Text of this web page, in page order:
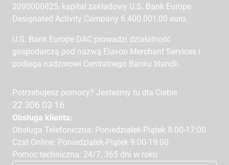
2090000825, kapitał zakładowy U.S. Bank Europe
Designated Activity Company 6.400.001,00 euro.
U.S. Bank Europe DAC prowadzi działalność
gospodarczą pod nazwą Elavon Merchant Services i
podlega nadzorowi Centralnego Banku Irlandii.
Potrzebujesz pomocy? Jesteśmy tu dla Ciebie
22 306 03 16
Obsługa klienta:
Obsługa Telefoniczna: Poniedziałek-Piątek 8:00-17:00
Czat Online: Poniedziałek-Piątek 9:00-19:00
Pomoc techniczna: 24/7, 365 dni w roku